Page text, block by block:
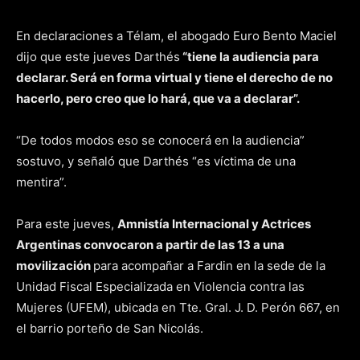
En declaraciones a Télam, el abogado Euro Bento Maciel
dijo que este jueves Darthés “tiene la audiencia para
declarar. Será en forma virtual y tiene el derecho de no
hacerlo, pero creo que lo hará, que va a declarar”.
“De todos modos eso se conocerá en la audiencia”
sostuvo, y señaló que Darthés “es víctima de una
mentira”.
Para este jueves, Amnistía Internacional y Actrices
Argentinas convocaron a partir de las 13 a una
movilización para acompañar a Fardin en la sede de la
Unidad Fiscal Especializada en Violencia contra las
Mujeres (UFEM), ubicada en Tte. Gral. J. D. Perón 667, en
el barrio porteño de San Nicolás.